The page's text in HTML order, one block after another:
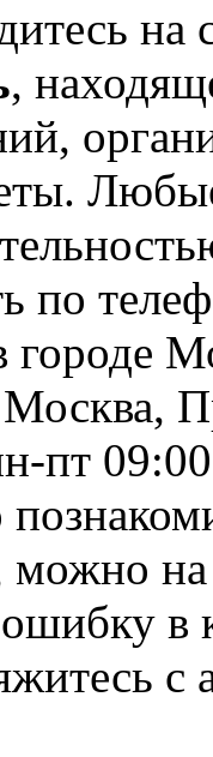
на
,
по
городе
пт
можно на
в